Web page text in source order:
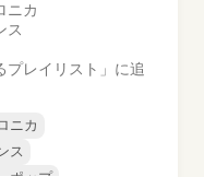
ニカ
ス
プレイリスト」に追
ニカ
ス